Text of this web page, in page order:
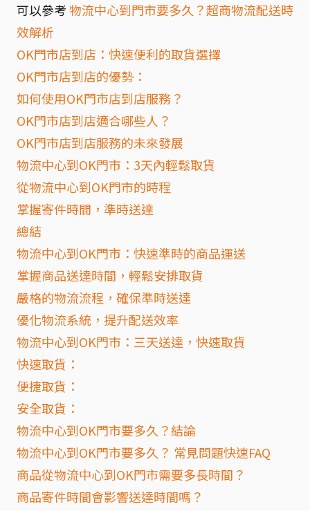
可以參考物流中心到門市要多久？超商物流配送時
效解析
OK門市店到店：快速便利的取貨選擇
OK門市店到店的優勢：
如何使用OK門市店到店服務？
OK門市店到店適合哪些人？
OK門市店到店服務的未來發展
物流中心到OK門市：3天內輕鬆取貨
從物流中心到OK門市的時程
掌握寄件時間，準時送達
總結
物流中心到OK門市：快速準時的商品運送
掌握商品送達時間，輕鬆安排取貨
嚴格的物流流程，確保準時送達
優化物流系統，提升配送效率
物流中心到OK門市：三天送達，快速取貨
快速取貨：
便捷取貨：
安全取貨：
物流中心到OK門市要多久？結論
物流中心到OK門市要多久？ 常見問題快速FAQ
商品從物流中心到OK門市需要多長時間？
商品寄件時間會影響送達時間嗎？